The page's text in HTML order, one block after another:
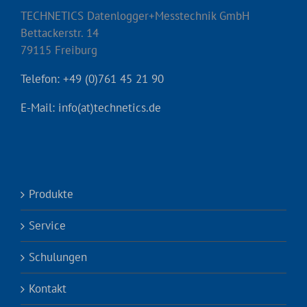
TECHNETICS Datenlogger+Messtechnik GmbH
Bettackerstr. 14
79115 Freiburg
Telefon: +49 (0)761 45 21 90
E-Mail: info(at)technetics.de
Produkte
Service
Schulungen
Kontakt